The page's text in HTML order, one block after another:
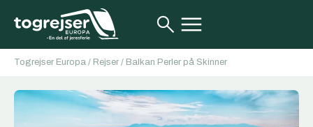
Togrejser Europa / Rejser / Balkan Perler på Skinner